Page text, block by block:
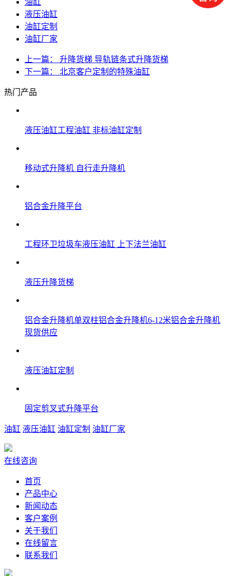
液压油缸
油缸定制
油缸厂家
上一篇： 升降货梯 导轨链条式升降货梯
下一篇： 北京客户定制的特殊油缸
热门产品
液压油缸工程油缸 非标油缸定制
移动式升降机 自行走升降机
铝合金升降平台
工程环卫垃圾车液压油缸 上下法兰油缸
液压升降货梯
铝合金升降机单双柱铝合金升降机6-12米铝合金升降机
现货供应
液压油缸定制
固定剪叉式升降平台
油缸 液压油缸 油缸定制 油缸厂家
在线咨询
首页
产品中心
新闻动态
客户案例
关于我们
在线留言
联系我们